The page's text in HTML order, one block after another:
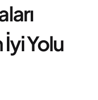
Yolu